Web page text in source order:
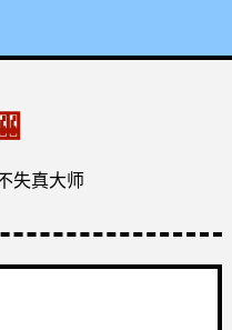
失真大师